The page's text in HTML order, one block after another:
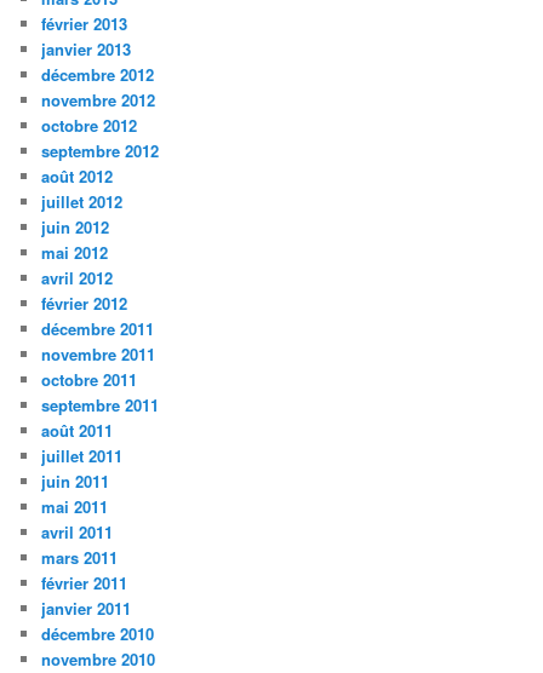
février 2013
janvier 2013
décembre 2012
novembre 2012
octobre 2012
septembre 2012
août 2012
juillet 2012
juin 2012
mai 2012
avril 2012
février 2012
décembre 2011
novembre 2011
octobre 2011
septembre 2011
août 2011
juillet 2011
juin 2011
mai 2011
avril 2011
mars 2011
février 2011
janvier 2011
décembre 2010
novembre 2010